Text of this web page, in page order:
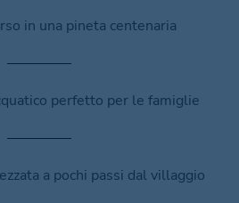
in una pineta centenaria
perfetto per le famiglie
a pochi passi dal villaggio